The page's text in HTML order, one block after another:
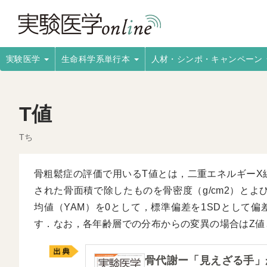
実験医学 生命科学系単行本 人材・シンポ・キャンペーン
T値
Tち
骨粗鬆症の評価で用いるT値とは，二重エネルギー
された骨面積で除したものを骨密度（g/cm2）とよ
均値（YAM）を0として，標準偏差を1SDとして
す．なお，各年齢層での分布からの変異の場合はZ
骨代謝ー「見えざる手